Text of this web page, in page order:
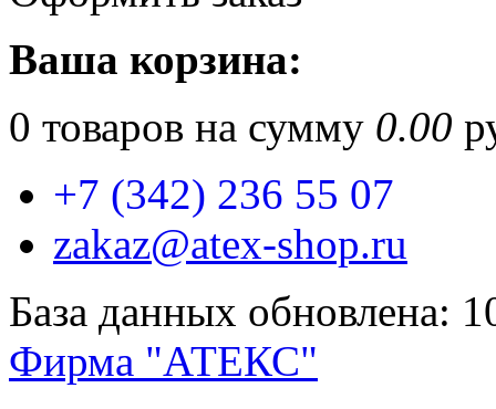
Ваша корзина:
0 товаров на сумму 0.00
+7 (342) 236 55 07
zakaz@atex-shop.ru
База данных обновлена:
Фирма "АТЕКС"